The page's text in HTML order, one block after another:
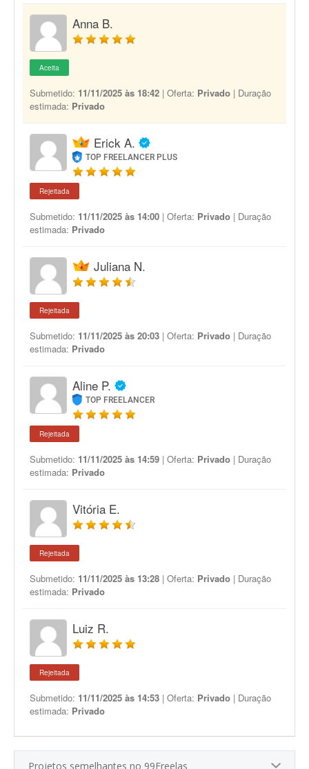
Anna B.
Aceita
Submetido: 11/11/2025 às 18:42 | Oferta: Privado | Duração
estimada: Privado
Erick A.
TOP FREELANCER PLUS
Rejeitada
Submetido: 11/11/2025 às 14:00 | Oferta: Privado | Duração
estimada: Privado
Juliana N.
Rejeitada
Submetido: 11/11/2025 às 20:03 | Oferta: Privado | Duração
estimada: Privado
Aline P.
TOP FREELANCER
Rejeitada
Submetido: 11/11/2025 às 14:59 | Oferta: Privado | Duração
estimada: Privado
Vitória E.
Rejeitada
Submetido: 11/11/2025 às 13:28 | Oferta: Privado | Duração
estimada: Privado
Luiz R.
Rejeitada
Submetido: 11/11/2025 às 14:53 | Oferta: Privado | Duração
estimada: Privado
Projetos semelhantes no 99Freelas